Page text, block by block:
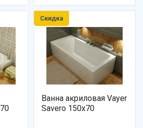
Скидка
Ванна акриловая Vayer
Savero 150x70